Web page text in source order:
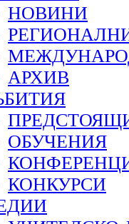
НОВИНИ
АРХИВ
ОБУЧЕНИЯ
КОНКУРСИ